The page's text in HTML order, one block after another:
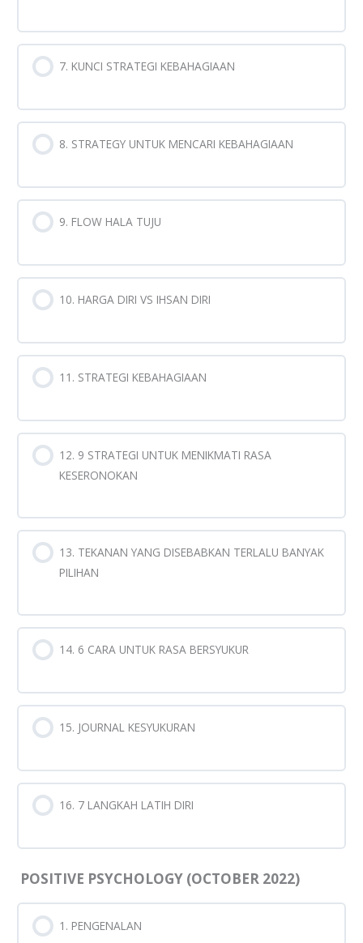
7. KUNCI STRATEGI KEBAHAGIAAN
8. STRATEGY UNTUK MENCARI KEBAHAGIAAN
9. FLOW HALA TUJU
10. HARGA DIRI VS IHSAN DIRI
11. STRATEGI KEBAHAGIAAN
12. 9 STRATEGI UNTUK MENIKMATI RASA
KESERONOKAN
13. TEKANAN YANG DISEBABKAN TERLALU BANYAK
PILIHAN
14. 6 CARA UNTUK RASA BERSYUKUR
15. JOURNAL KESYUKURAN
16. 7 LANGKAH LATIH DIRI
POSITIVE PSYCHOLOGY (OCTOBER 2022)
1. PENGENALAN